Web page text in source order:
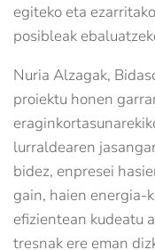
egiteko eta
posibleak
Nuria Alzagak,
proiektu honen
lurraldearen
bidez, enpresei
gain, haien energia-
efizientean kudeatu
tresnak ere eman